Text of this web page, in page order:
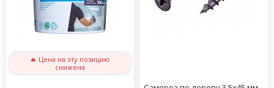
🔥 Цена на эту позицию
снижена